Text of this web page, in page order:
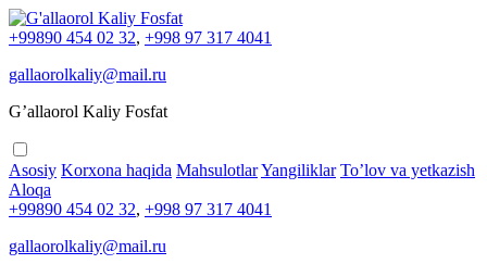
+99890 454 02 32, +998 97 317 4041
gallaorolkaliy@mail.ru
G’allaorol Kaliy Fosfat
Asosiy Korxona haqida MahsulotlarYangiliklar To’lov va yetkazish
Aloqa
+99890 454 02 32, +998 97 317 4041
gallaorolkaliy@mail.ru